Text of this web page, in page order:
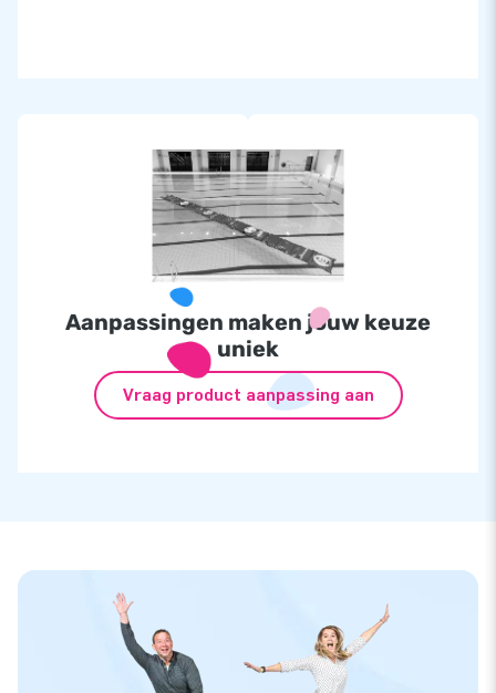
Aanpassingen maken jouw keuze
uniek
Vraag product aanpassing aan